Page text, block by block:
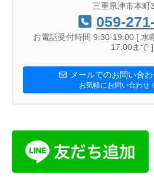
三重県津市本町
059-
お電話受付時間 9:30-19:00 [ 水
17:00まで ]
メールでのお問い合
お気軽にお問い合わせ